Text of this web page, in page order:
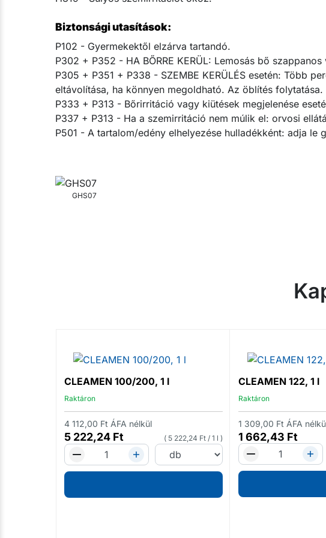
Biztonsági utasítások:
P102 - Gyermekektől elzárva tartandó.
P302 + P352 - HA BŐRRE KERÜL: Lemosás bő szappanos
P305 + P351 + P338 - SZEMBE KERÜLÉS esetén: Több
eltávolítása, ha könnyen megoldható. Az öblítés folytatása.
P333 + P313 - Bőrirritáció vagy kiütések megjelenése
P337 + P313 - Ha a szemirritáció nem múlik el: orvosi
P501 - A tartalom/edény elhelyezése hulladékként: adja
GHS07
CLEAMEN 100/200, 1 l
Raktáron
5 222,24 Ft
4 112,00 Ft ÁFA nélkül
5 222,24 Ft/ 1 l
CLEAMEN 122, 1 l
Raktáron
1 662,43 Ft
1 309,00 Ft ÁFA